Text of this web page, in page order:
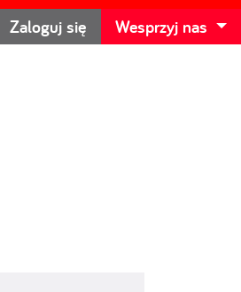
Zaloguj się Wesprzyj nas